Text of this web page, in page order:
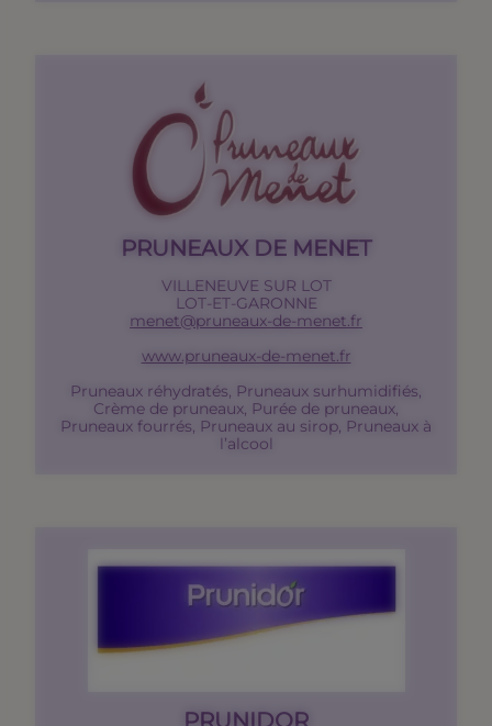
PRUNEAUX DE MENET
VILLENEUVE SUR LOT
LOT-ET-GARONNE
menet@pruneaux-de-menet.fr
www.pruneaux-de-menet.fr
Pruneaux réhydratés, Pruneaux surhumidifiés,
Crème de pruneaux, Purée de pruneaux,
Pruneaux fourrés, Pruneaux au sirop, Pruneaux à
l’alcool
PRUNIDOR